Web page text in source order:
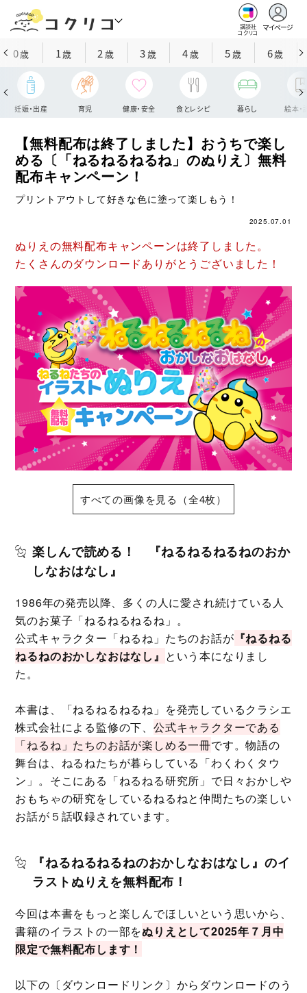
講談社
コクリコ
マイページ
0歳 1歳 2 歳 3歳 4歳 5歳 6歳
妊娠・出産 育児 健康・安全 食とレシピ 暮らし 絵本・
【無料配布は終了しました】おうちで楽し
める〔「ねるねるねるね」のぬりえ〕無料
配布キャンペーン！
プリントアウトして好きな色に塗って楽しもう！
2025.07.01
ぬりえの無料配布キャンペーンは終了しました。
たくさんのダウンロードありがとうございました！
すべての画像を見る（全4枚）
楽しんで読める！ 『ねるねるねるねのおか
しなおはなし』
1986年の発売以降、多くの人に愛され続けている人
気のお菓子「ねるねるねるね」。
公式キャラクター「ねるね」たちのお話が 『ねるねる
ねるねのおかしなおはなし』 という本になりまし
た。
本書は、「ねるねるねるね」を発売しているクラシエ
株式会社による監修の下、公式キャラクターである
「ねるね」たちのお話が楽しめる一冊です。物語の
舞台は、ねるねたちが暮らしている「わくわくタウ
ン」。そこにある「ねるねる研究所」で日々おかしや
おもちゃの研究をしているねるねと仲間たちの楽しい
お話が５話収録されています。
『ねるねるねるねのおかしなおはなし』のイ
ラストぬりえを無料配布！
今回は本書をもっと楽しんでほしいという思いから、
書籍のイラストの一部をぬりえとして2025年７月中
限定で無料配布します！
以下の〔ダウンロードリンク〕からダウンロードのう